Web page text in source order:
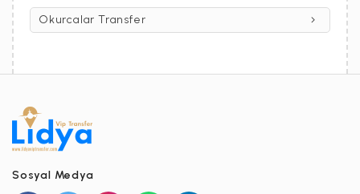
Okurcalar Transfer
Sosyal Medya